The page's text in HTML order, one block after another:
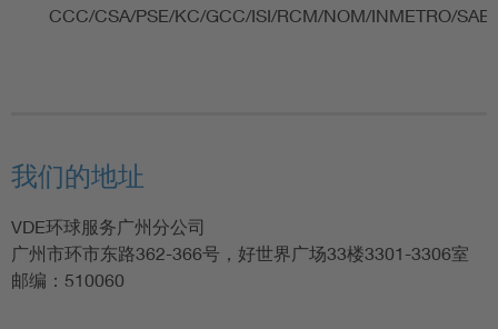
CCC/CSA/PSE/KC/GCC/ISI/RCM/NOM/INMETRO/
我们的地址
VDE环球服务广州分公司
广州市环市东路362-366号，好世界广场33楼3301-3306室
邮编：510060